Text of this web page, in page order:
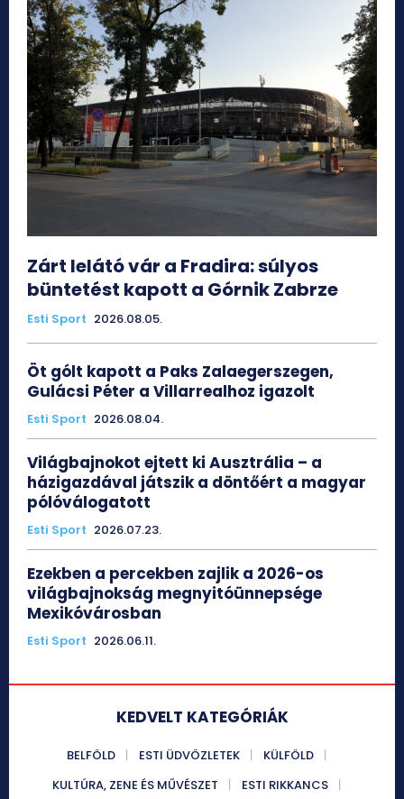
Zárt lelátó vár a Fradira: súlyos
büntetést kapott a Górnik Zabrze
Esti Sport 2026.08.05.
Öt gólt kapott a Paks Zalaegerszegen,
Gulácsi Péter a Villarrealhoz igazolt
Esti Sport 2026.08.04.
Világbajnokot ejtett ki Ausztrália – a
házigazdával játszik a döntőért a magyar
pólóválogatott
Esti Sport 2026.07.23.
Ezekben a percekben zajlik a 2026-os
világbajnokság megnyitóünnepsége
Mexikóvárosban
Esti Sport 2026.06.11.
KEDVELT KATEGÓRIÁK
BELFÖLD ESTI ÜDVÖZLETEK
KÜLFÖLD
KULTÚRA, ZENE ÉS MŰVÉSZET
ESTI RIKKANCS